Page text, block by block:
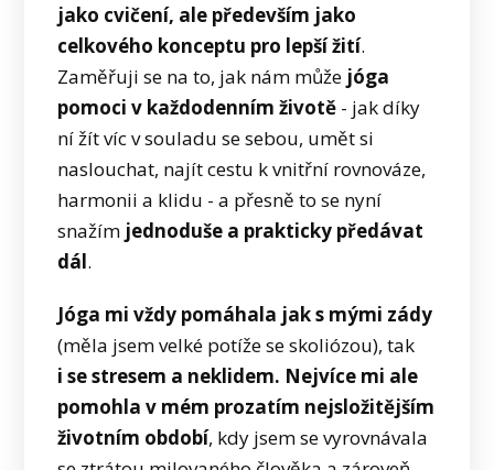
jako cvičení, ale především jako
celkového konceptu pro lepší žití.
Zaměřuji se na to, jak nám může jóga
pomoci v každodenním životě - jak díky
ní žít víc v souladu se sebou, umět si
naslouchat, najít cestu k vnitřní rovnováze,
harmonii a klidu - a přesně to se nyní
snažím jednoduše a prakticky předávat
dál.
Jóga mi vždy pomáhala jak s mými zády
(měla jsem velké potíže se skoliózou), tak
i se stresem a neklidem. Nejvíce mi ale
pomohla v mém prozatím nejsložitějším
životním období, kdy jsem se vyrovnávala